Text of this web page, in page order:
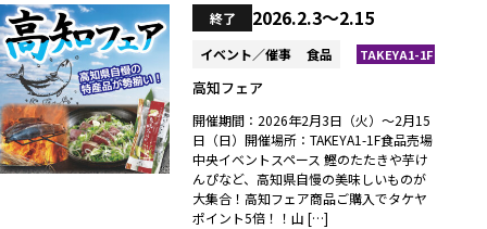
終了 2026.2.3～2.15
イベント／催事 食品 TAKEYA1-1F
高知フェア
開催期間：2026年2月3日（火）～2月15
日（日）開催場所：TAKEYA1-1F食品売場
中央イベントスペース 鰹のたたきや芋け
んぴなど、高知県自慢の美味しいものが
大集合！高知フェア商品ご購入でタケヤ
ポイント5倍！！山 […]